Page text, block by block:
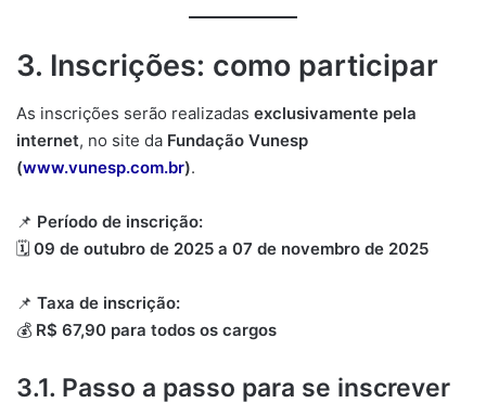
3. Inscrições: como participar
As inscrições serão realizadas exclusivamente pela
internet, no site da Fundação Vunesp
(www.vunesp.com.br).
📌 Período de inscrição:
🗓️ 09 de outubro de 2025 a 07 de novembro de 2025
📌 Taxa de inscrição:
💰 R$ 67,90 para todos os cargos
3.1. Passo a passo para se inscrever